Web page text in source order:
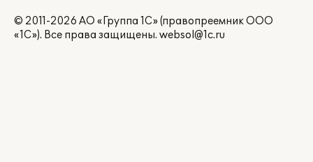
© 2011-2026 АО «Группа 1С» (правопреемник ООО
«1С»). Все права защищены. websol@1c.ru